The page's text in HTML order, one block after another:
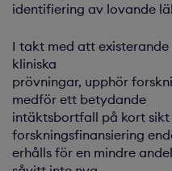
identifiering av lovande
I takt med att
kliniska
prövningar, upphör
medför ett betydande
intäktsbortfall på kort sikt
forskningsfinansiering
erhålls för en mindre